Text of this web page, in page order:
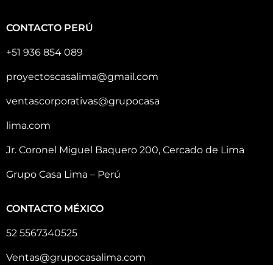
CONTACTO PERÚ
+51 936 854 089
proyectoscasalima@gmail.com
ventascorporativas@grupocasa
lima.com
Jr. Coronel Miguel Baquero 200, Cercado de Lima
Grupo Casa Lima – Perú
CONTACTO MÉXICO
52 5567340525
Ventas@grupocasalima.com